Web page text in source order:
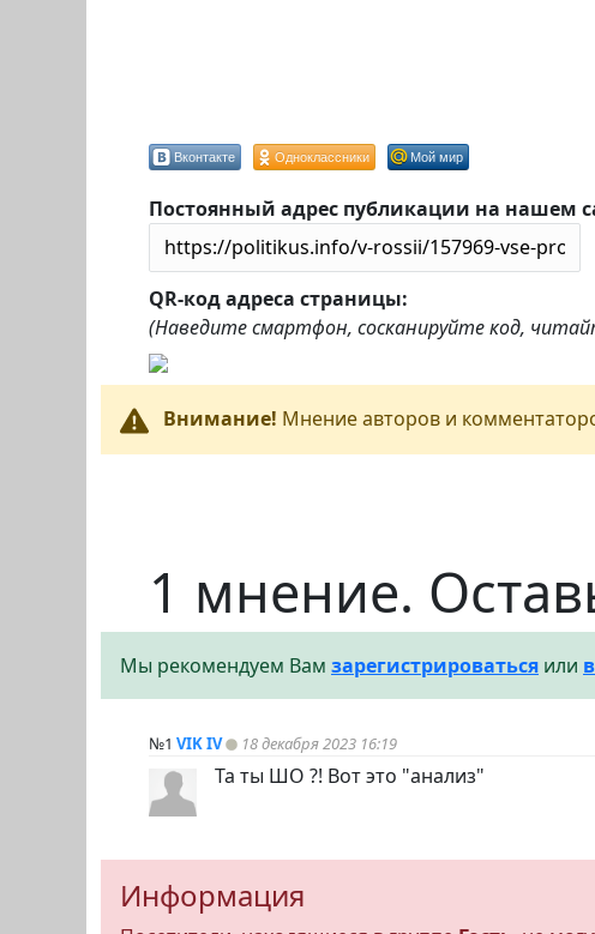
Вконтакте Одноклассники Мой мир
Постоянный адрес публикации на нашем
QR-код адреса страницы:
(Наведите смартфон, сосканируйте код,
Внимание! Мнение авторов и
1 мнение.
Мы рекомендуем Вам зарегистрироваться или
№1 VIK IV 18 декабря 2023 16:19
Та ты ШО ?! Вот это "анализ"
Информация